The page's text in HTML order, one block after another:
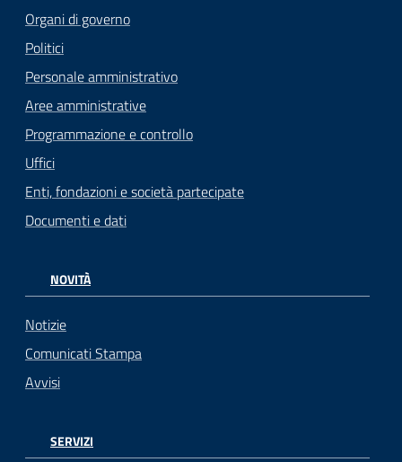
Organi di governo
Politici
Personale amministrativo
Aree amministrative
Programmazione e controllo
Uffici
Enti, fondazioni e società partecipate
Documenti e dati
NOVITÀ
Notizie
Comunicati Stampa
Avvisi
SERVIZI